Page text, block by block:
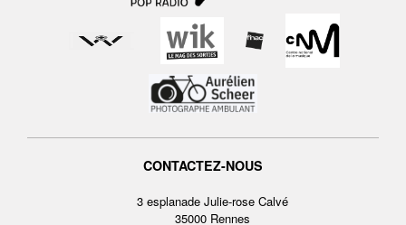
CONTACTEZ-NOUS
3 esplanade Julie-rose Calvé
35000 Rennes